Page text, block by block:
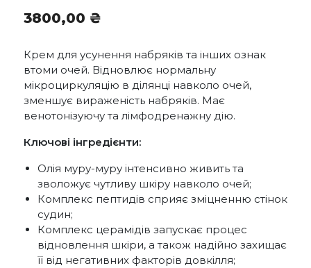
3800,00 ₴
Крем для усунення набряків та інших ознак
втоми очей. Відновлює нормальну
мікроциркуляцію в ділянці навколо очей,
зменшує вираженість набряків. Має
венотонізуючу та лімфодренажну дію.
Ключові інгредієнти:
Олія муру-муру інтенсивно живить та
зволожує чутливу шкіру навколо очей;
Комплекс пептидів сприяє зміцненню стінок
судин;
Комплекс церамідів запускає процес
відновлення шкіри, а також надійно захищає
її від негативних факторів довкілля;